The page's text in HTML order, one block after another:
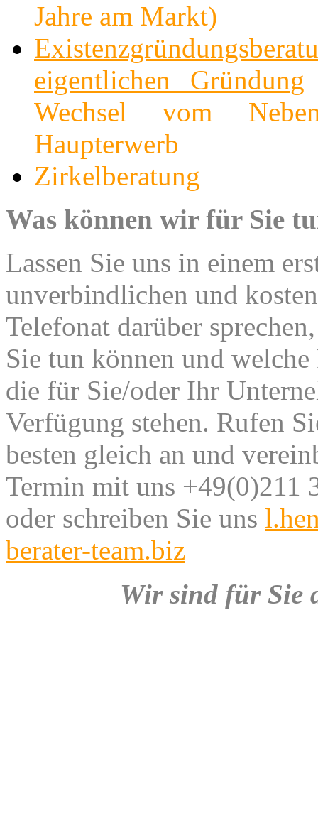
Jahre am Markt)
eigentlichen Gründung
Wechsel vom
Haupterwerb
Zirkelberatung
Was können wir für Sie
Lassen Sie uns in einem
unverbindlichen und
Telefonat darüber
Sie tun können und
die für Sie/oder Ihr
Verfügung stehen. Rufen
besten gleich an und
Termin mit uns +49(0)211
oder schreiben Sie uns
berater-team.biz
Wir sind für Sie